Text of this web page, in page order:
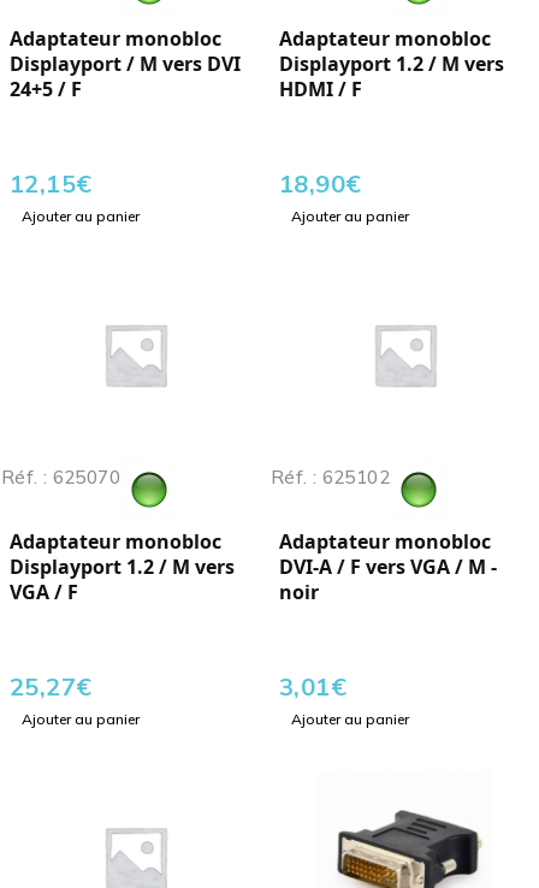
Adaptateur monobloc
Displayport / M vers DVI
24+5 / F
12,15€
Ajouter au panier
Adaptateur monobloc
Displayport 1.2 / M vers
HDMI / F
18,90€
Ajouter au panier
Réf. : 625070
Adaptateur monobloc
Displayport 1.2 / M vers
VGA / F
25,27€
Ajouter au panier
Réf. : 625102
Adaptateur monobloc
DVI-A / F vers VGA / M -
noir
3,01€
Ajouter au panier